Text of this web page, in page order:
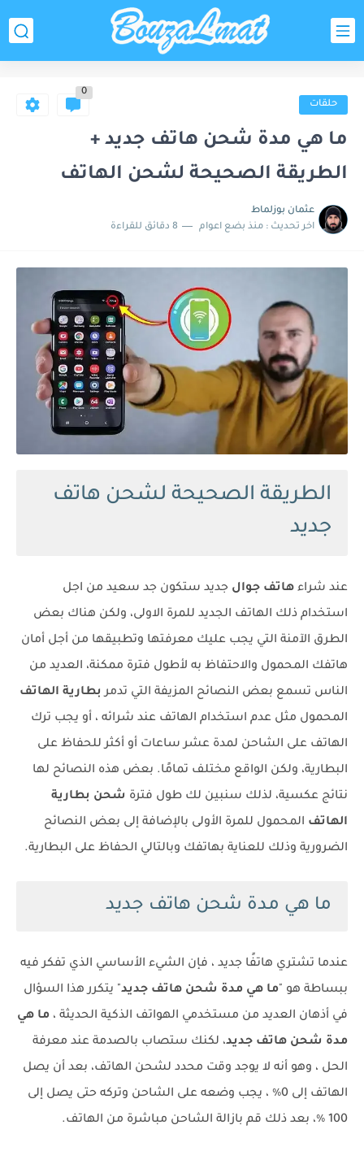
حلقات
0
ما هي مدة شحن هاتف جديد +
الطريقة الصحيحة لشحن الهاتف
عثمان بوزلماط
اخر تحديث : منذ بضع اعوام 8 دقائق للقراءة
الطريقة الصحيحة لشحن هاتف
جديد
عند شراء هاتف جوال جديد ستكون جد سعيد من اجل
استخدام ذلك الهاتف الجديد للمرة الاولى، ولكن هناك بعض
الطرق الآمنة التي يجب عليك معرفتها وتطبيقها من أجل أمان
هاتفك المحمول والاحتفاظ به لأطول فترة ممكنة، العديد من
الناس تسمع بعض النصائح المزيفة التي تدمر بطارية الهاتف
المحمول مثل عدم استخدام الهاتف عند شرائه ، أو يجب ترك
الهاتف على الشاحن لمدة عشر ساعات أو أكثر للحفاظ على
البطارية، ولكن الواقع مختلف تمامًا. بعض هذه النصائح لها
نتائج عكسية، لذلك سنبين لك طول فترة شحن بطارية
الهاتف المحمول للمرة الأولى بالإضافة إلى بعض النصائح
الضرورية وذلك للعناية بهاتفك وبالتالي الحفاظ على البطارية.
ما هي مدة شحن هاتف جديد
عندما تشتري هاتفًا جديد ، فإن الشيء الأساسي الذي تفكر فيه
ببساطة هو "ما هي مدة شحن هاتف جديد" يتكرر هذا السؤال
في أذهان العديد من مستخدمي الهواتف الذكية الحديثة ، ما هي
مدة شحن هاتف جديد، لكنك ستصاب بالصدمة عند معرفة
الحل ، وهو أنه لا يوجد وقت محدد لشحن الهاتف، بعد أن يصل
الهاتف إلى 0٪ ، يجب وضعه على الشاحن وتركه حتى يصل إلى
100 ٪، بعد ذلك قم بازالة الشاحن مباشرة من الهاتف.